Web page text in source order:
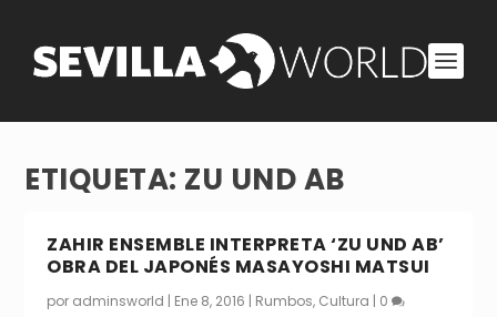
ETIQUETA: ZU UND AB
ZAHIR ENSEMBLE INTERPRETA ‘ZU UND AB’
OBRA DEL JAPONÉS MASAYOSHI MATSUI
por adminsworld | Ene 8, 2016 | Rumbos, Cultura | 0